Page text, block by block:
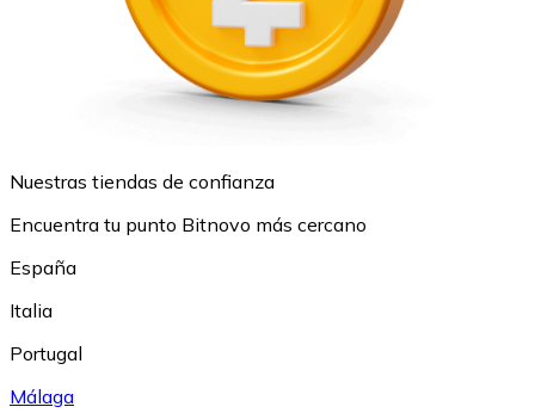
Nuestras tiendas de confianza
Encuentra tu punto Bitnovo más cercano
España
Italia
Portugal
Málaga